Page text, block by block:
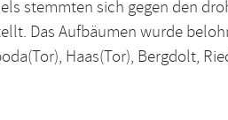
stemmten sich gegen den
Das Aufbäumen wurde
Haas(Tor), Bergdolt,